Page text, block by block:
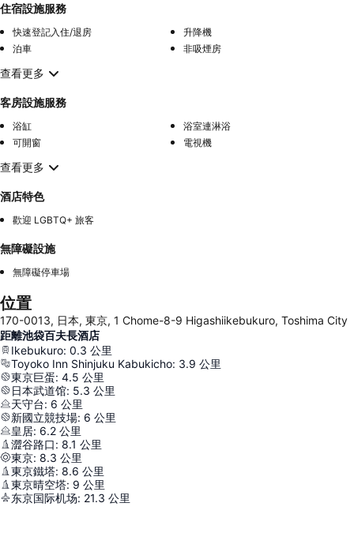
住宿設施服務
快速登記入住/退房
升降機
泊車
非吸煙房
查看更多
客房設施服務
浴缸
浴室連淋浴
可開窗
電視機
查看更多
酒店特色
歡迎 LGBTQ+ 旅客
無障礙設施
無障礙停車場
位置
170-0013, 日本, 東京, 1 Chome-8-9 Higashiikebukuro, Toshima City
距離池袋百夫長酒店
Ikebukuro: 0.3 公里
Toyoko Inn Shinjuku Kabukicho: 3.9 公里
東京巨蛋: 4.5 公里
日本武道馆: 5.3 公里
天守台: 6 公里
新國立競技場: 6 公里
皇居: 6.2 公里
澀谷路口: 8.1 公里
東京: 8.3 公里
東京鐵塔: 8.6 公里
東京晴空塔: 9 公里
东京国际机场: 21.3 公里